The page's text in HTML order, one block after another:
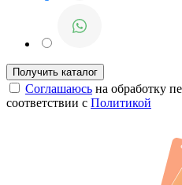
Соглашаюсь на обработку
соответствии с Политикой